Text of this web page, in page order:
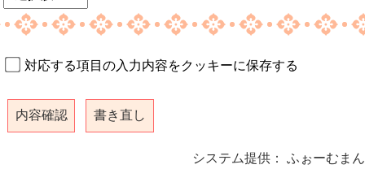
対応する項目の入力内容をクッキーに保存する
システム提供： ふぉーむまん